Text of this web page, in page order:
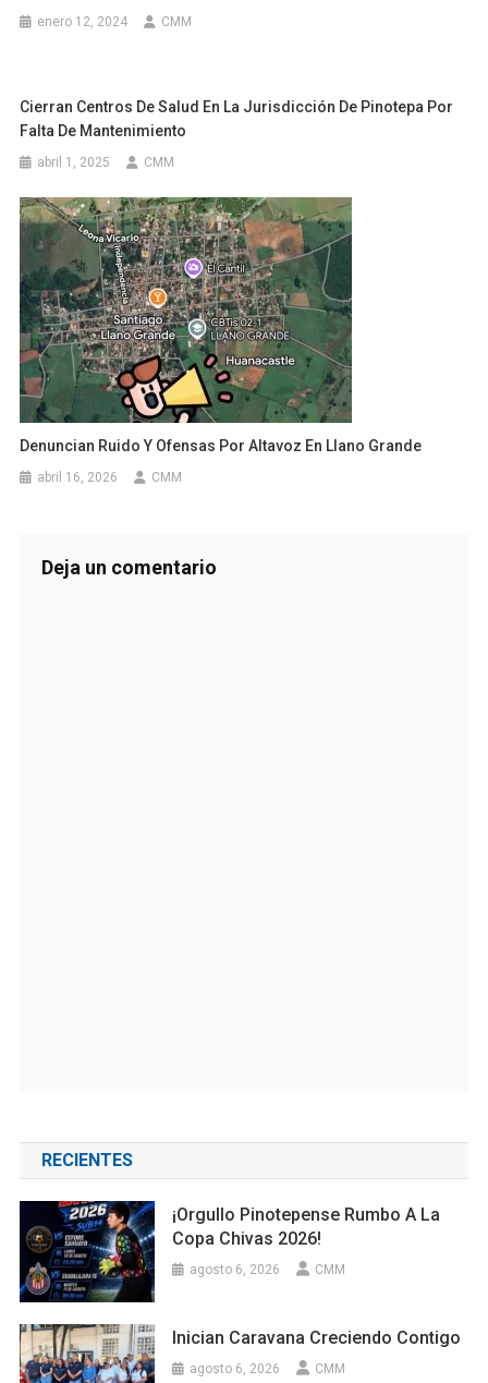
enero 12, 2024 CMM
Cierran Centros De Salud En La Jurisdicción De Pinotepa Por
Falta De Mantenimiento
abril 1, 2025 CMM
Denuncian Ruido Y Ofensas Por Altavoz En Llano Grande
abril 16, 2026 CMM
Deja un comentario
RECIENTES
¡Orgullo Pinotepense Rumbo A La
Copa Chivas 2026!
agosto 6, 2026 CMM
Inician Caravana Creciendo Contigo
agosto 6, 2026 CMM